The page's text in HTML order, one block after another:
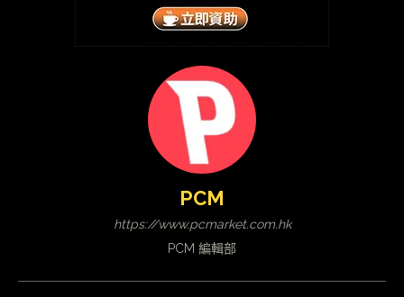
PCM
https://www.pcmarket.com.hk
PCM 編輯部